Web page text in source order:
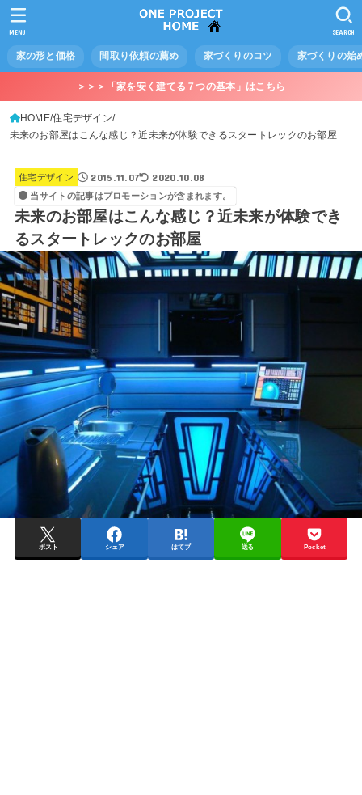
家の形と価格 間取り依頼の薦め 家づくりのコツ 家づくりの始
SEARCH
MENU
＞＞＞「家を安く建てる７つの基本」はこちら
HOME 住宅デザイン
未来のお部屋はこんな感じ？近未来が体験できるスタートレックのお部屋
住宅デザイン 2015.11.07 2020.10.08
当サイトの記事はプロモーションが含まれます。
未来のお部屋はこんな感じ？近未来が体験でき
るスタートレックのお部屋
ポスト シェア はてブ 送る Pocket